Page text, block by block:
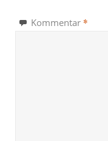
Kommentar *